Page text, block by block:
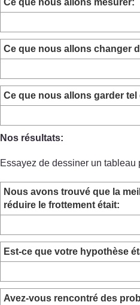
Ce que nous allons mesurer:
Ce que nous allons changer
Ce que nous allons garder tel
Nos résultats:
Essayez de dessiner un tableau
Nous avons trouvé que la
réduire le frottement était:
Est-ce que votre hypothèse
Avez-vous rencontré des